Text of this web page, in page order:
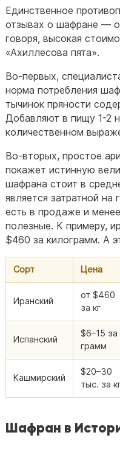
Единственное
отзывах о шафране —
говоря, высокая
«Ахиллесова пята».
Во-первых,
норма потребления
тычинок пряности
Добавляют в пищу 1-2
количественном
Во-вторых, простое
покажет истинную
шафрана стоит в
является затратной
есть в продаже и
полезные. К примеру,
$460 за килограмм. А
Сорт Цена
Иранский
от $460
за кг
Испанский
$6–15 за
грамм
Кашмирский
$20–30
тыс. за
Шафран в